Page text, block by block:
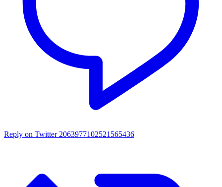
Reply on Twitter 2063977102521565436